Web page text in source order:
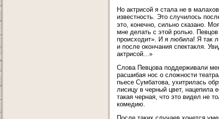
Но актрисой я стала не в
известность. Это случилось
это, конечно, сильно сказано.
мне делать с этой ролью.
происходит». И я любила! Я так
и после окончания спектакля.
актрисой...»
Слова Певцова поддерживали
расшибая нос о сложности
пьесе Сумбатова, ухитрилась
лисицу в черный цвет, нацепила
такая черная, что это видел не
комедию.